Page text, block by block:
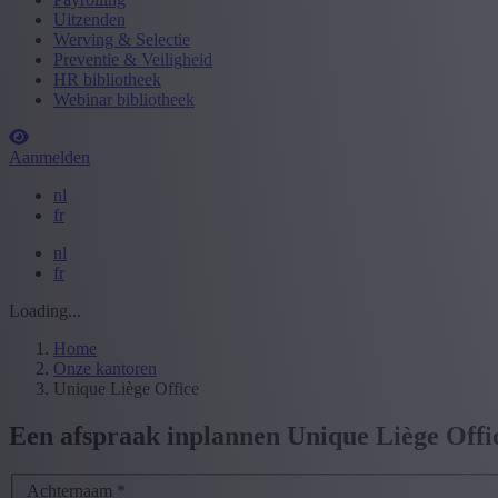
Uitzenden
Werving & Selectie
Preventie & Veiligheid
HR bibliotheek
Webinar bibliotheek
Aanmelden
nl
fr
nl
fr
Loading...
Home
Onze kantoren
Unique Liège Office
Een afspraak inplannen Unique Liège
Achternaam *